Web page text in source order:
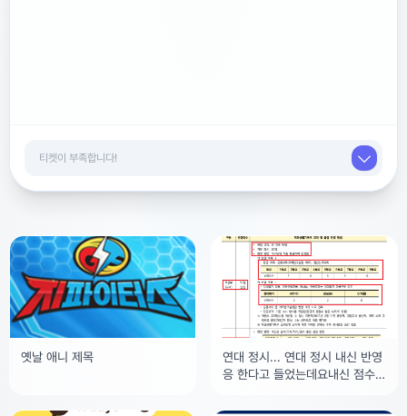
옛날 애니 제목
연대 정시... 연대 정시 내신 반영
응 한다고 들었는데요내신 점수